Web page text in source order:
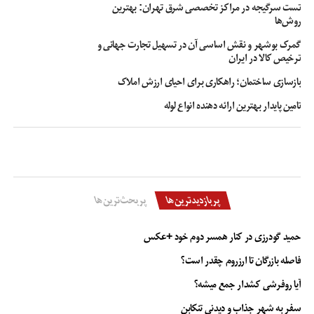
از پکیج‌های ویژه ترک اعتیاد که تخصص اصلی این برند است، تا درمان مشکلات
متنوعی مانند کبد چرب، دیابت، آرتروز، مشکلات گوارشی، ریزش مو، و مشکلات
پوستی، جذاب زیبا همواره همراه شماست.
در کنار این پکیج‌های جامع، امکان تهیه محصولات تکی نیز فراهم است. انواع
تست سرگیجه در مراکز تخصصی شرق تهران: بهترین
روش‌ها
گمرک بوشهر و نقش اساسی آن در تسهیل تجارت جهانی و
ترخیص کالا در ایران
بازسازی ساختمان؛ راهکاری برای احیای ارزش املاک
تامین پایدار بهترین ارائه دهنده انواع لوله
پربازدیدترین‌ها پربحث‌ترین‌ها
حمید گودرزی در کنار همسر دوم خود +عکس
فاصله بازرگان تا ارزروم چقدر است؟
آیا روفرشی کشدار جمع میشه؟
سفر به شهر جذاب و دیدنی تنکابن